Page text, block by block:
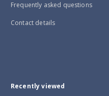
Frequently asked questions
Contact details
Recently viewed